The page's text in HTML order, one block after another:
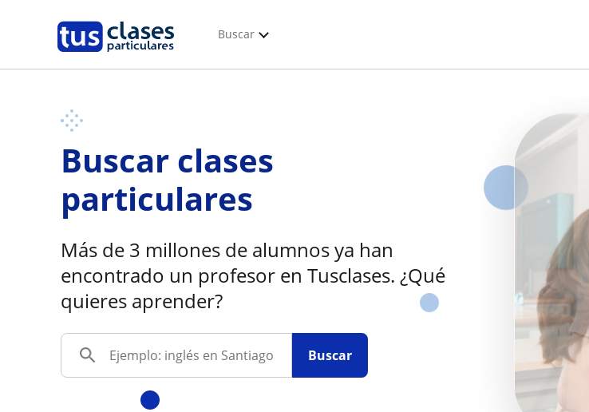
Buscar
Buscar clases
particulares
Más de 3 millones de alumnos ya han
encontrado un profesor en Tusclases. ¿Qué
quieres aprender?
Buscar